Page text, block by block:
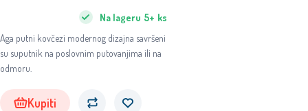
Aga putni kovčezi modernog dizajna savršeni
su suputnik na poslovnim putovanjima ili na
odmoru.
Na lageru 5+ ks
Kupiti